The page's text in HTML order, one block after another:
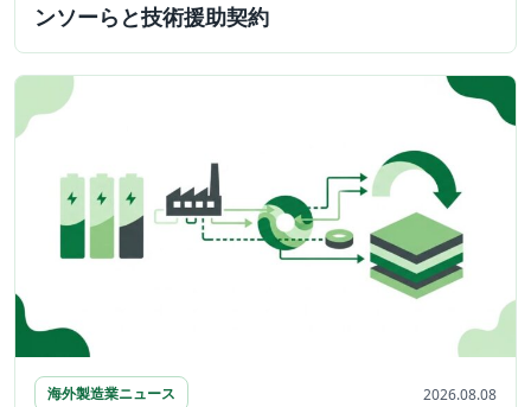
ンソーらと技術援助契約
海外製造業ニュース 2026.08.08